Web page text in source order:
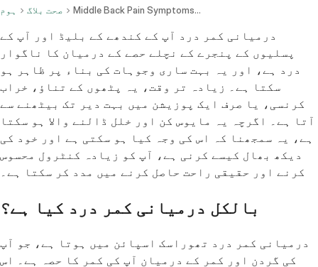
ہوم صحت بلاگ Middle Back Pain Symptoms And Management
درمیانی کمر درد آپ کے کندھے کے بلیڈ اور آپ کے
پسلیوں کے پنجرے کے نچلے حصے کے درمیان کا ناگوار
درد ہے، اور یہ بہت ساری وجوہات کی بناء پر ظاہر ہو
سکتا ہے۔ زیادہ تر وقت، یہ پٹھوں کے تناؤ، خراب
کرنسی، یا صرف ایک پوزیشن میں بہت دیر تک بیٹھنے سے
آتا ہے۔ اگرچہ یہ مایوس کن اور خلل ڈالنے والا ہو سکتا
ہے، یہ سمجھنا کہ اس کی وجہ کیا ہو سکتی ہے اور خود کی
دیکھ بھال کیسے کرنی ہے، آپ کو زیادہ کنٹرول محسوس
کرنے اور حقیقی راحت حاصل کرنے میں مدد کر سکتا ہے۔
بالکل درمیانی کمر درد کیا ہے؟
درمیانی کمر درد تھوراسک اسپائن میں ہوتا ہے، جو آپ
کی گردن اور کمر کے درمیان آپ کی کمر کا حصہ ہے۔ اس